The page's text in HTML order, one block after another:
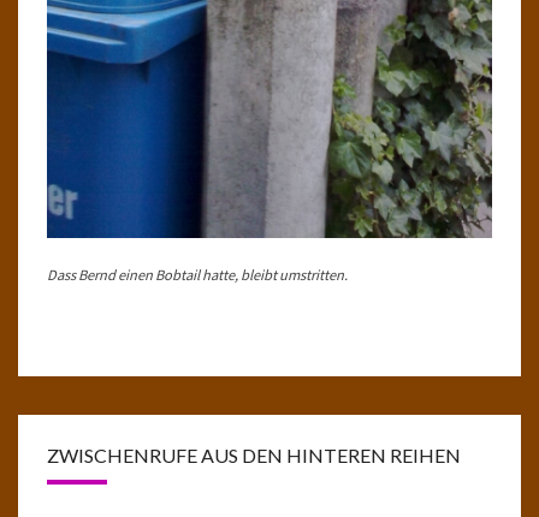
Dass Bernd einen Bobtail hatte, bleibt umstritten.
ZWISCHENRUFE AUS DEN HINTEREN REIHEN